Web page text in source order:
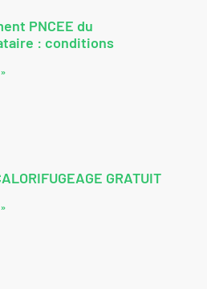
PNCEE du
: conditions
GRATUIT